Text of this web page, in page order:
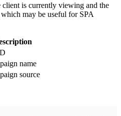
client is currently viewing and the
may be useful for SPA
name
source